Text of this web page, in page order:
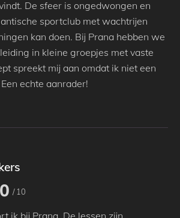
De sfeer is ongedwongen en
sportclub met wachtrijen
kan doen. Bij Prana hebben we
in kleine groepjes met vaste
spreekt mij aan omdat ik niet een
echte aanrader!
/ 10
ik bij Prana. De lessen zijn